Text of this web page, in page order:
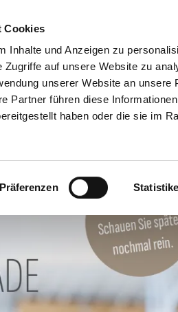
Cookies
Inhalte und Anzeigen zu
Zugriffe auf unsere Website zu
unserer Website an unsere
Partner führen diese
haben oder die sie im
Präferenzen
Kontakt